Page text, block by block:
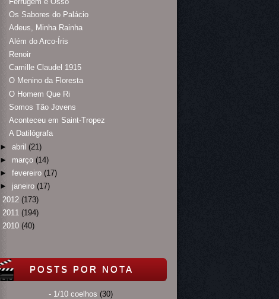
Os Sabores do Palácio
Adeus, Minha Rainha
Além do Arco-Íris
Renoir
Camille Claudel 1915
O Menino da Floresta
O Homem Que Ri
Somos Tão Jovens
Aconteceu em Saint-Tropez
A Datilógrafa
► abril (21)
► março (14)
► fevereiro (17)
► janeiro (17)
2012 (173)
2011 (194)
2010 (40)
POSTS POR NOTA
- 1/10 coelhos (30)